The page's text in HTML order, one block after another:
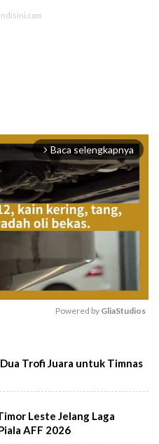
arrow_forward_ios Baca selengkapnya
Powered by GliaStudios
Trofi Juara untuk Timnas
Leste Jelang Laga
AFF 2026